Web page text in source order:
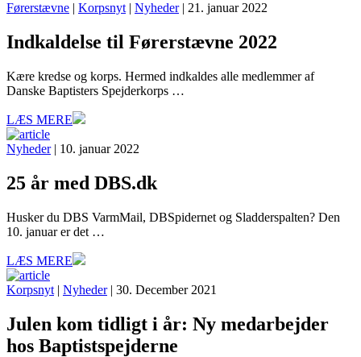
Førerstævne | Korpsnyt | Nyheder| 21. januar 2022
Indkaldelse til Førerstævne 2022
Kære kredse og korps. Hermed indkaldes alle medlemmer af
Danske Baptisters Spejderkorps …
LÆS MERE
Nyheder| 10. januar 2022
25 år med DBS.dk
Husker du DBS VarmMail, DBSpidernet og Sladderspalten? Den
10. januar er det …
LÆS MERE
Korpsnyt | Nyheder| 30. December 2021
Julen kom tidligt i år: Ny medarbejder
hos Baptistspejderne